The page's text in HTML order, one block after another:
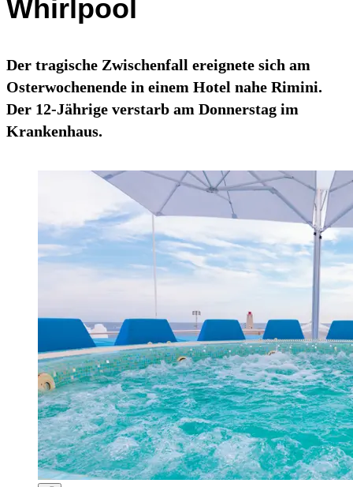
Whirlpool
Der tragische Zwischenfall ereignete sich am
Osterwochenende in einem Hotel nahe Rimini.
Der 12-Jährige verstarb am Donnerstag im
Krankenhaus.